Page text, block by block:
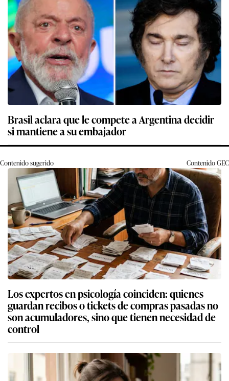
Brasil aclara que le compete a Argentina decidir
si mantiene a su embajador
Contenido sugerido ContenidoGEC
Los expertos en psicología coinciden: quienes
guardan recibos o tickets de compras pasadas no
son acumuladores, sino que tienen necesidad de
control